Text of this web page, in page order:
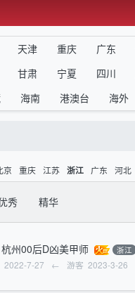
天津 重庆 广东
甘肃 宁夏 四川
海南 港澳台 海外
京 重庆 江苏 浙江 广东 河北
秀 精华
杭州00后D凶美甲师 浙江
2022-7-27 ← 游客 2023-3-26